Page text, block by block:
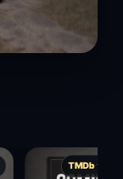
TMDb ★